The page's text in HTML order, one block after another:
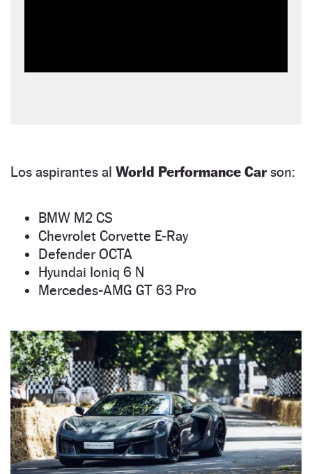
Los aspirantes al World Performance Carson:
BMW M2 CS
Chevrolet Corvette E-Ray
Defender OCTA
Hyundai Ioniq 6 N
Mercedes-AMG GT 63 Pro